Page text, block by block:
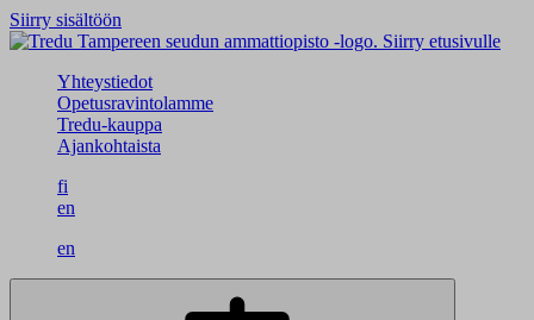
Siirry sisältöön
Siirry etusivulle
Yhteystiedot
Opetusravintolamme
Tredu-kauppa
Ajankohtaista
fi
en
en